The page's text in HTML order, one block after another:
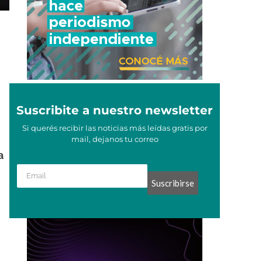
Suscribite a nuestro newsletter
Si querés recibir las noticias más leídas gratis por
mail, dejanos tu correo
Suscribirse